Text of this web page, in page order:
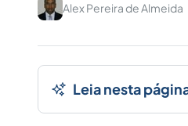
Alex Pereira de Almeida
Leia nesta